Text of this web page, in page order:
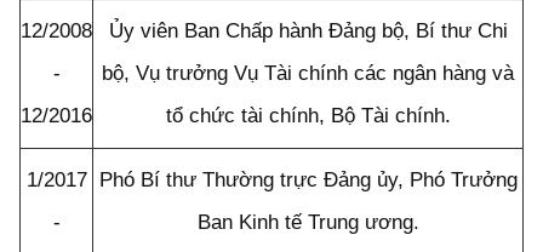
12/2008
-
12/2016
Ủy viên Ban Chấp hành Đảng bộ, Bí thư Chi
bộ, Vụ trưởng Vụ Tài chính các ngân hàng và
tổ chức tài chính, Bộ Tài chính.
1/2017
-
Phó Bí thư Thường trực Đảng ủy, Phó Trưởng
Ban Kinh tế Trung ương.